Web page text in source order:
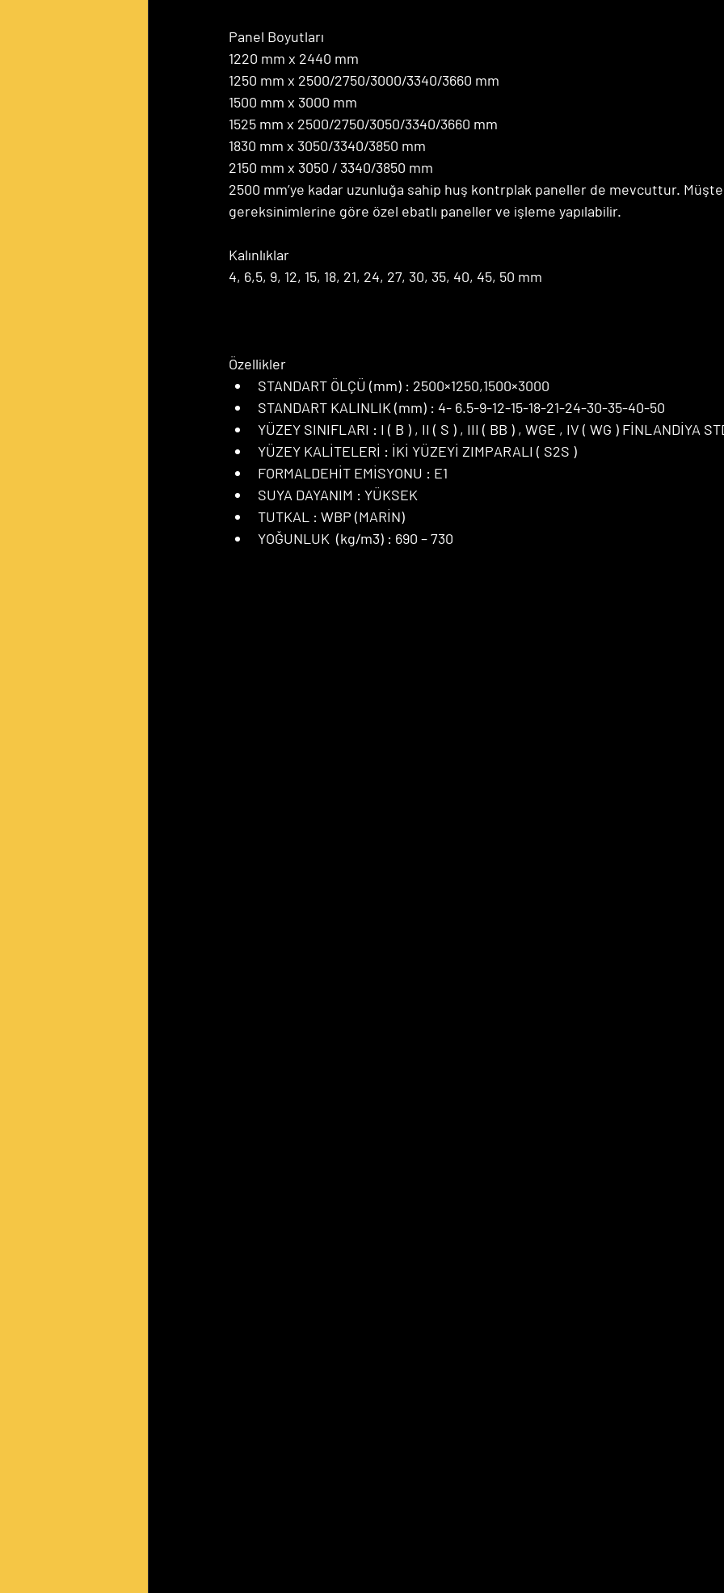
Panel Boyutları
1220 mm x 2440 mm
1250 mm x 2500/2750/3000/3340/3660 mm
1500 mm x 3000 mm
1525 mm x 2500/2750/3050/3340/3660 mm
1830 mm x 3050/3340/3850 mm
2150 mm x 3050 / 3340/3850 mm
2500 mm’ye kadar uzunluğa sahip huş kontrplak paneller de mevcuttur.
gereksinimlerine göre özel ebatlı paneller ve işleme yapılabilir.
Kalınlıklar
4, 6,5, 9, 12, 15, 18, 21, 24, 27, 30, 35, 40, 45, 50 mm
Özellikler
STANDART ÖLÇÜ (mm) : 2500×1250,1500×3000
STANDART KALINLIK (mm) : 4- 6.5-9-12-15-18-21-24-30-35-40-50
YÜZEY SINIFLARI : I ( B ) , II ( S ) , III ( BB ) , WGE , IV ( WG ) FİNLANDİYA
YÜZEY KALİTELERİ : İKİ YÜZEYİ ZIMPARALI ( S2S )
FORMALDEHİT EMİSYONU : E1
SUYA DAYANIM : YÜKSEK
TUTKAL : WBP (MARİN)
YOĞUNLUK  (kg/m3) : 690 – 730